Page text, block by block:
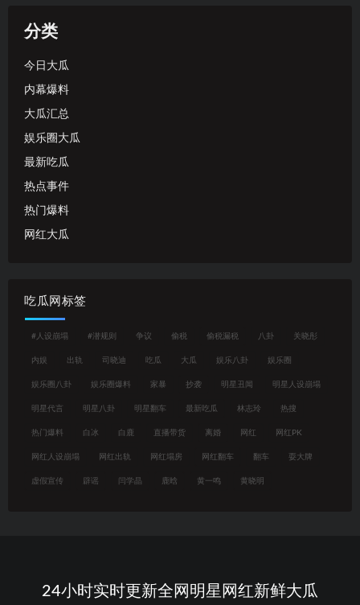
分类
今日大瓜
内幕爆料
大瓜汇总
娱乐圈大瓜
最新吃瓜
热点事件
热门爆料
网红大瓜
吃瓜网标签
#人设崩塌 #潜规则 争议 偷税 偷税漏税 八卦 关晓彤
内娱 出轨 司晓迪 吃瓜 大瓜 娱乐八卦 娱乐圈
娱乐圈八卦 娱乐圈爆料 家暴 抄袭 明星丑闻 明星人设崩塌
明星代言 明星八卦 明星翻车 最新吃瓜 林志玲 热搜
热门爆料 白冰 白鹿 直播带货 离婚 网红 网红PK
网红人设崩塌 网红出轨 网红塌房 网红翻车 翻车 耍大牌
虚假宣传 辟谣 闫学晶 鹿晗 黄一鸣 黄晓明
24小时实时更新全网明星网红新鲜大瓜